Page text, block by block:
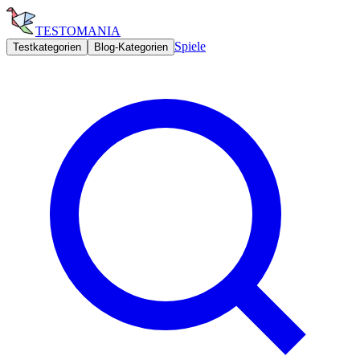
TESTOMANIA
Testkategorien Blog-Kategorien Spiele